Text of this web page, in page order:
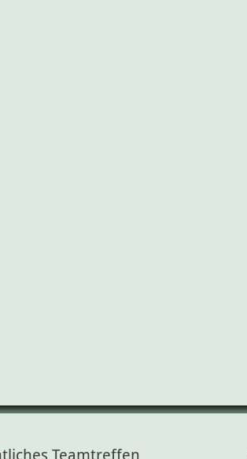
Teamtreffen